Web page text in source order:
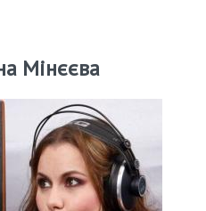
Мінєєва